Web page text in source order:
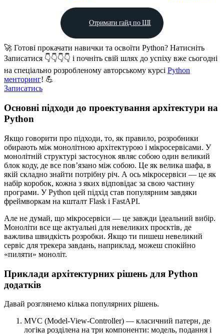
Отримати гайд по ШІ
🚀 Готові прокачати навички та освоїти Python? Натисніть
Записатися 👇👇👇👇 і почніть свій шлях до успіху вже сьогодні
на спеціально розробленому авторському курсі Python
менторинг! 💪
Записатись
Основні підходи до проектування архітектури на
Python
Якщо говорити про підходи, то, як правило, розробники
обирають між монолітною архітектурою і мікросервісами. У
монолітній структурі застосунок являє собою один великий
блок коду, де все пов’язано між собою. Це як велика шафа, в
якій складно знайти потрібну річ. А ось мікросервіси — це як
набір коробок, кожна з яких відповідає за свою частину
програми. У Python цей підхід став популярним завдяки
фреймворкам на кшталт Flask і FastAPI.
Але не думай, що мікросервіси — це завжди ідеальний вибір.
Моноліти все ще актуальні для невеликих проєктів, де
важлива швидкість розробки. Якщо ти пишеш невеликий
сервіс для трекера завдань, наприклад, можеш спокійно
«пиляти» моноліт.
Приклади архітектурних рішень для Python
додатків
Давай розглянемо кілька популярних рішень.
MVC (Model-View-Controller) — класичний патерн, де
логіка розділена на три компоненти: модель, подання і